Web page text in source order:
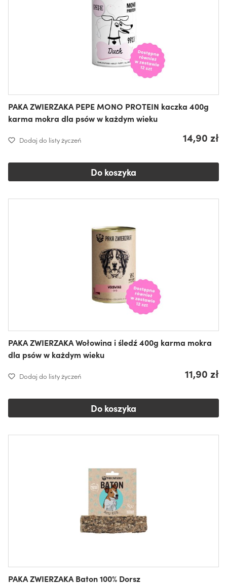
PAKA ZWIERZAKA PEPE MONO PROTEIN kaczka 400g
karma mokra dla psów w każdym wieku
Dodaj do listy życzeń 14,90 zł
Do koszyka
PAKA ZWIERZAKA Wołowina i śledź 400g karma mokra
dla psów w każdym wieku
Dodaj do listy życzeń 11,90 zł
Do koszyka
PAKA ZWIERZAKA Baton 100% Dorsz